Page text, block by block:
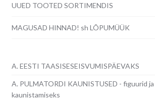
UUED TOOTED SORTIMENDIS
MAGUSAD HINNAD! sh LÕPUMÜÜK
A. EESTI TAASISESEISVUMISPÄEVAKS
A. PULMATORDI KAUNISTUSED - figuurid
kaunistamiseks